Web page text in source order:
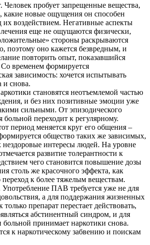
Человек пробует запрещенные вещества,
какие новые ощущения он способен
их воздействием. Негативные аспекты
еще не ощущаются физически,
стороны раскрываются
поэтому оно кажется безвредным, и
повторить опыт, показавшийся
временем формируется
зависимость: хочется испытывать
и снова.
становятся неотъемлемой частью
и без них позитивные эмоции уже
сильными. От эпизодического
больной переходит к регулярному.
период меняется круг его общения –
общество таких же зависимых,
нездоровые интересы людей. На уровне
развитие толерантности к
чего становится повышение дозы
столь же красочного эффекта, как
к более тяжелым веществам.
Употребление ПАВ требуется уже не для
а для поддержания жизненных
препарат перестает действовать,
абстинентный синдром, и для
больной принимает наркотики снова.
к наркотическому забвению и поискам